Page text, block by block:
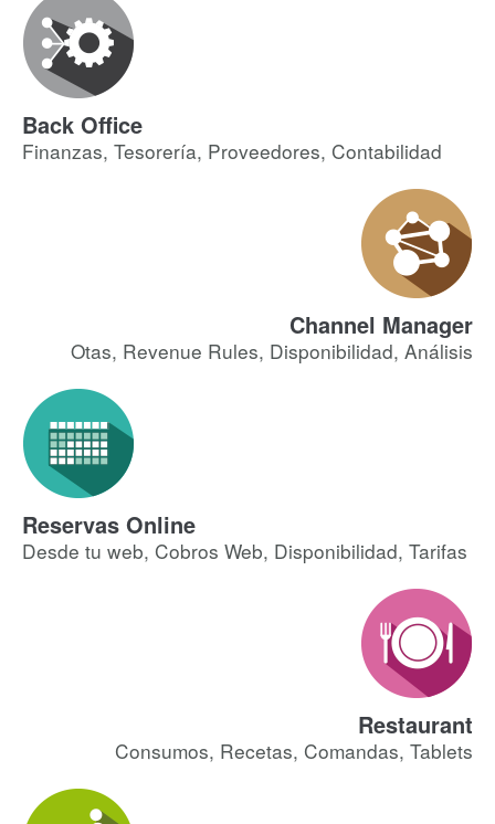
Back Office
Finanzas, Tesorería, Proveedores, Contabilidad
Channel Manager
Otas, Revenue Rules, Disponibilidad, Análisis
Reservas Online
Desde tu web, Cobros Web, Disponibilidad, Tarifas
Restaurant
Consumos, Recetas, Comandas, Tablets